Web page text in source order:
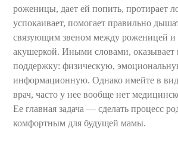
роженицы, дает ей попить, протирает
успокаивает, помогает правильно
связующим звеном между роженицей и
акушеркой. Иными словами, оказывает
поддержку: физическую,
информационную. Однако имейте в
врач, часто у нее вообще нет
Ее главная задача — сделать процесс
комфортным для будущей мамы.